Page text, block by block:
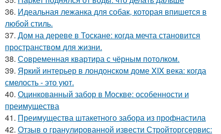
36. Идеальная лежанка для собак, которая впишется в
любой стиль.
37. Дом на дереве в Тоскане: когда мечта становится
пространством для жизни.
38. Современная квартира с чёрным потолком.
39. Яркий интерьер в лондонском доме XIX века: когда
смелость - это уют.
40. Оцинкованный забор в Москве: особенности и
преимущества
41. Преимущества штакетного забора из профнастила
42. Отзыв о гранулированной извести Стройторгсервис: